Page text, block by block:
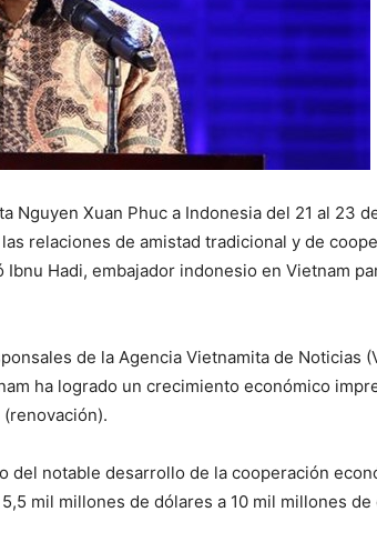
Nguyen Xuan Phuc a Indonesia del 21 al 23
relaciones de amistad tradicional y de
Hadi, embajador indonesio en Vietnam
de la Agencia Vietnamita de Noticias
ha logrado un crecimiento económico
del notable desarrollo de la cooperación
mil millones de dólares a 10 mil millones de